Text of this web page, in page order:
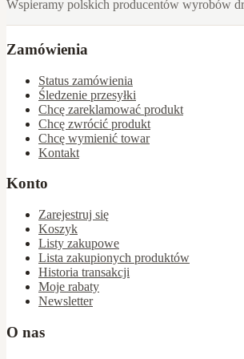
Wspieramy polskich producentów wyrobów
Zamówienia
Status zamówienia
Śledzenie przesyłki
Chcę zareklamować produkt
Chcę zwrócić produkt
Chcę wymienić towar
Kontakt
Konto
Zarejestruj się
Koszyk
Listy zakupowe
Lista zakupionych produktów
Historia transakcji
Moje rabaty
Newsletter
O nas